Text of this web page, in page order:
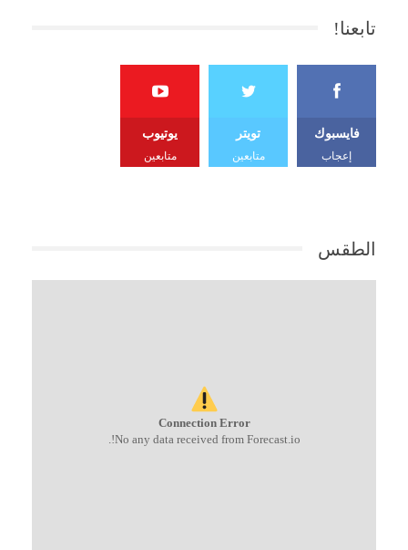
تابعنا!
فايسبوك
إعجاب
تويتر
متابعين
يوتيوب
متابعين
الطقس
Connection Error
No any data received from Forecast.io!.